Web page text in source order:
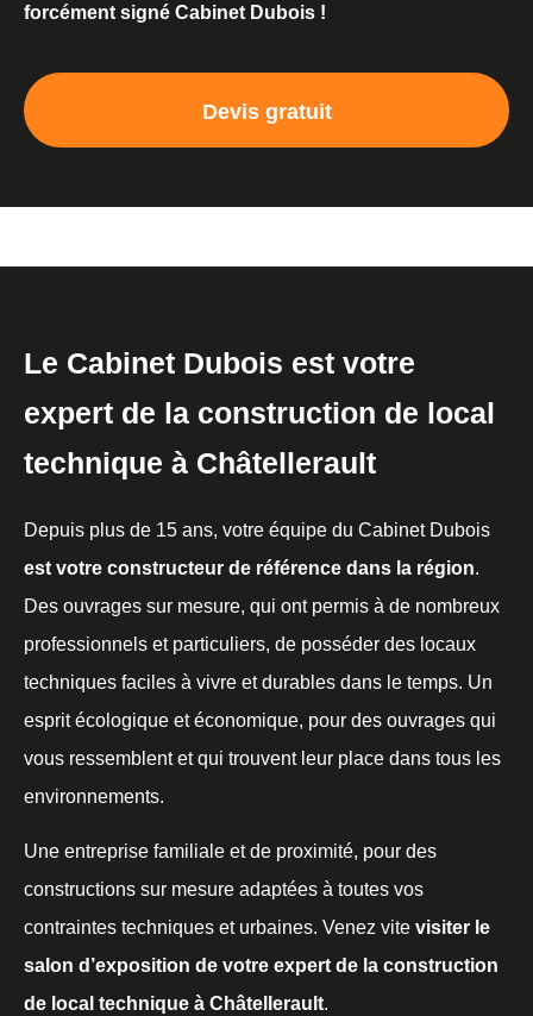
forcément signé Cabinet Dubois !
Devis gratuit
Le Cabinet Dubois est votre
expert de la construction de local
technique à Châtellerault
Depuis plus de 15 ans, votre équipe du Cabinet Dubois
est votre constructeur de référence dans la région.
Des ouvrages sur mesure, qui ont permis à de nombreux
professionnels et particuliers, de posséder des locaux
techniques faciles à vivre et durables dans le temps. Un
esprit écologique et économique, pour des ouvrages qui
vous ressemblent et qui trouvent leur place dans tous les
environnements.
Une entreprise familiale et de proximité, pour des
constructions sur mesure adaptées à toutes vos
contraintes techniques et urbaines. Venez vite visiter le
salon d’exposition de votre expert de la construction
de local technique à Châtellerault.